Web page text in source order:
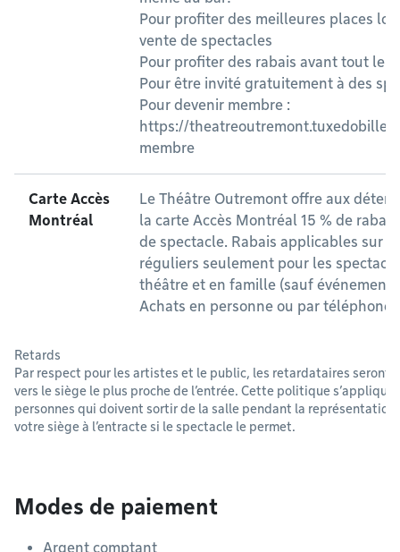
Pour profiter des meilleures places
vente de spectacles
Pour profiter des rabais avant tout le
Pour être invité gratuitement à des
Pour devenir membre :
https://
membre
Carte Accès
Montréal
Le Théâtre Outremont offre aux
la carte Accès Montréal 15 % de
de spectacle. Rabais applicables sur
réguliers seulement pour les
théâtre et en famille (sauf
Achats en personne ou par téléphone
Retards
Par respect pour les artistes et le public, les retardataires seront
vers le siège le plus proche de l’entrée. Cette politique s’applique
personnes qui doivent sortir de la salle pendant la
votre siège à l’entracte si le spectacle le permet.
Modes de paiement
Argent comptant